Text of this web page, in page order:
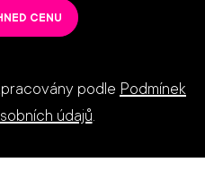
CENU
podle Podmínek
údajů.